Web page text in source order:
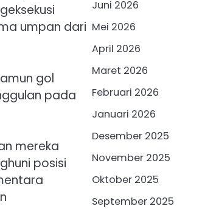
umpan dari
gol
pada
mereka
posisi
Juni 2026
Mei 2026
April 2026
Maret 2026
Februari 2026
Januari 2026
Desember 2025
November 2025
Oktober 2025
September 2025